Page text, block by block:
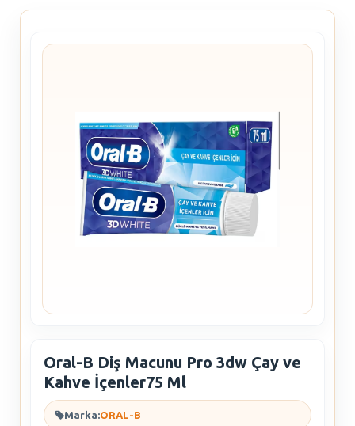
Oral-B Diş Macunu Pro 3dw Çay ve
Kahve İçenler75 Ml
Marka:ORAL-B